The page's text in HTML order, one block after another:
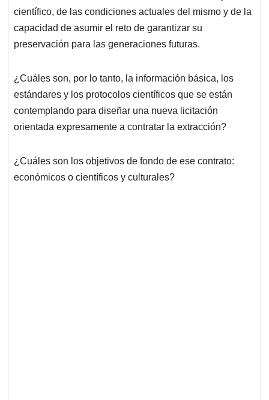
científico, de las condiciones actuales del mismo y de la
capacidad de asumir el reto de garantizar su
preservación para las generaciones futuras.
¿Cuáles son, por lo tanto, la información básica, los
estándares y los protocolos científicos que se están
contemplando para diseñar una nueva licitación
orientada expresamente a contratar la extracción?
¿Cuáles son los objetivos de fondo de ese contrato:
económicos o científicos y culturales?